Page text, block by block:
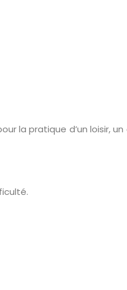
la pratique d’un loisir, un